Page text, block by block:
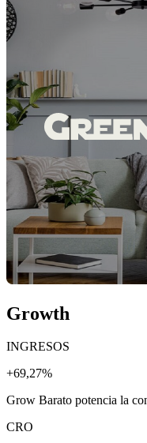
Growth
INGRESOS
+69,27%
Grow Barato potencia la
CRO